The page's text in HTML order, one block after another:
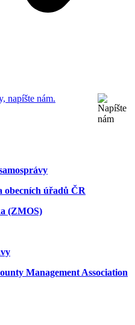
napíšte nám.
obecních úřadů ČR
(ZMOS)
Management Association